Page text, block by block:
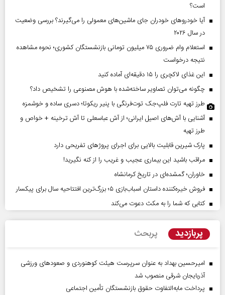
است؟
آیا خودروهای خودران جای ماشین‌های معمولی را می‌گیرند؟ بررسی وضعیت
در سال ۲۰۲۶
استعلام وام ضروری ۷۵ میلیون تومانی بازنشستگان کشوری؛ نحوه مشاهده
نتیجه درخواست
این غذای لاکچری را ۱۵ دقیقه‌ای آماده کنید
چگونه می‌توان تصاویر ساخته‌شده با هوش مصنوعی را تشخیص داد؟
طرز تهیه تارت فلپ‌جک توت‌فرنگی با پنیر ریکوتا؛ دسری ساده و خوشمزه
آشنایی با آش‌های اصیل ایرانی؛ از آش عباسعلی تا آش ترخینه + خواص و
طرز تهیه
پارک شیرین قابلیت‌ بالایی برای اجرای پروژهای تفریحی دارد
مراقب باشید این بیماری عجیب و غریب را از کنه نگیرید!
خاوران؛ گمشده‌ای در تاریخ کرمانشاه
فروش خیره‌کننده داستان اسباب‌بازی ۵؛ بزرگ‌ترین افتتاحیه سال برای پیکسار
کتابی که شما را به مکث دعوت می‌کند
پربازدید پربحث
امیرحسین بهداد به عنوان سرپرست هیئت کوهنوردی و صعودهای ورزشی
آذربایجان شرقی منصوب شد
پرداخت مابه‌التفاوت حقوق بازنشستگان تأمین اجتماعی